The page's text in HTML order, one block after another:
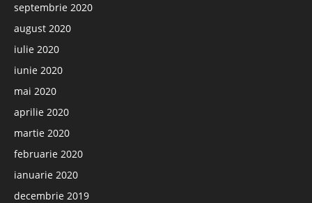
septembrie 2020
august 2020
iulie 2020
iunie 2020
mai 2020
aprilie 2020
martie 2020
februarie 2020
ianuarie 2020
decembrie 2019